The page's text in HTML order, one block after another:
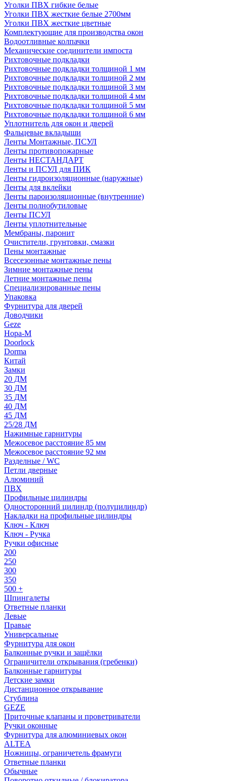
Уголки ПВХ гибкие белые
Уголки ПВХ жесткие белые 2700мм
Уголки ПВХ жесткие цветные
Комплектующие для производства окон
Водоотливные колпачки
Механические соединители импоста
Рихтовочные подкладки
Рихтовочные подкладки толщиной 1 мм
Рихтовочные подкладки толщиной 2 мм
Рихтовочные подкладки толщиной 3 мм
Рихтовочные подкладки толщиной 4 мм
Рихтовочные подкладки толщиной 5 мм
Рихтовочные подкладки толщиной 6 мм
Уплотнитель для окон и дверей
Фальцевые вкладыши
Ленты Монтажные, ПСУЛ
Ленты противопожарные
Ленты НЕСТАНДАРТ
Ленты и ПСУЛ для ПИК
Ленты гидроизоляционные (наружные)
Ленты для вклейки
Ленты пароизоляционные (внутренние)
Ленты полнобутиловые
Ленты ПСУЛ
Ленты уплотнительные
Мембраны, паронит
Очистители, грунтовки, смазки
Пены монтажные
Всесезонные монтажные пены
Зимние монтажные пены
Летние монтажные пены
Специализированные пены
Упаковка
Фурнитура для дверей
Доводчики
Geze
Нора-М
Doorlock
Dorma
Китай
Замки
20 ДМ
30 ДМ
35 ДМ
40 ДМ
45 ДМ
25/28 ДМ
Нажимные гарнитуры
Межосевое расстояние 85 мм
Межосевое расстояние 92 мм
Разделные / WC
Петли дверные
Алюминий
ПВХ
Профильные цилиндры
Односторонний цилиндр (полуцилиндр)
Накладки на профильные цилиндры
Ключ - Ключ
Ключ - Ручка
Ручки офисные
200
250
300
350
500 +
Шпингалеты
Ответные планки
Левые
Правые
Универсальные
Фурнитура для окон
Балконные ручки и защёлки
Ограничители открывания (гребенки)
Балконные гарнитуры
Детские замки
Дистанционное открывание
Стублина
GEZE
Приточные клапаны и проветриватели
Ручки оконные
Фурнитура для алюминиевых окон
ALTEA
Ножницы, ограничетель фрамуги
Ответные планки
Обычные